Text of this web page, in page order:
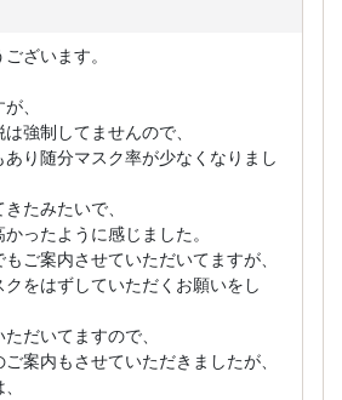
ざいます。
、
強制してませんので、
り随分マスク率が少なくなりまし
たみたいで、
ったように感じました。
ご案内させていただいてますが、
をはずしていただくお願いをし
だいてますので、
案内もさせていただきましたが、